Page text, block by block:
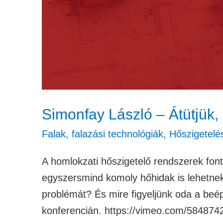
Simonfay László –
Falak, falazási technológiák,
A homlokzati hőszigetelő rendszerek
egyszersmind komoly hőhidak is
problémát? És mire figyeljünk oda a
konferencián. https://vimeo.com/